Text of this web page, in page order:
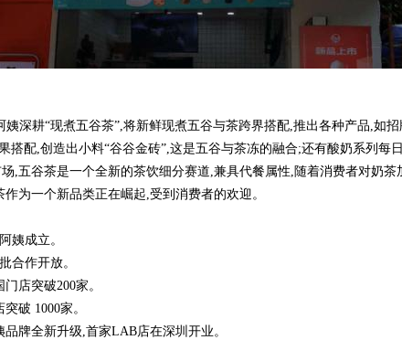
姨深耕“现煮五谷茶”,将新鲜现煮五谷与茶跨界搭配,推出各种产品,如
搭配,创造出小料“谷谷金砖”,这是五谷与茶冻的融合;还有酸奶系列每日
,五谷茶是一个全新的茶饮细分赛道,兼具代餐属性,随着消费者对奶茶
为一个新品类正在崛起,受到消费者的欢迎。
姨成立。
合作开放。
店突破200家。
破 1000家。
品牌全新升级,首家LAB店在深圳开业。